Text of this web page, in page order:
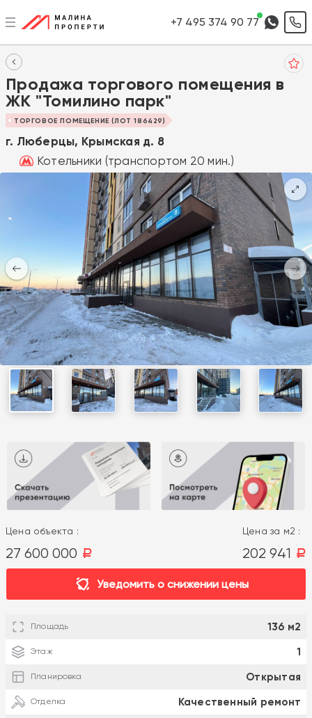
+7 495 374 90 77
Продажа торгового помещения в
ЖК "Томилино парк"
ТОРГОВОЕ ПОМЕЩЕНИЕ (ЛОТ 186429)
г. Люберцы, Крымская д. 8
Котельники (транспортом 20 мин.)
Цена объекта :
27 600 000 a
Цена за м2 :
202 941 a
Уведомить о снижении цены
Площадь 136 м2
Этаж 1
Планировка Открытая
Отделка Качественный ремонт